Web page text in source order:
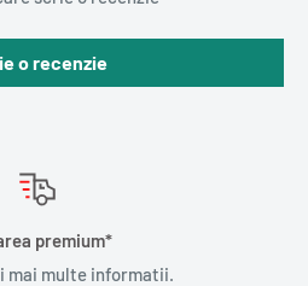
o recenzie
premium*
mai multe informatii.